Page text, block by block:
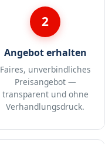
2
Angebot erhalten
Faires, unverbindliches
Preisangebot —
transparent und ohne
Verhandlungsdruck.